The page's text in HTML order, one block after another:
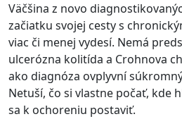
Väčšina z novo
začiatku svojej cesty s
viac či menej vydesí. Nemá
ulcerózna kolitída a Crohnova
ako diagnóza ovplyvní
Netuší, čo si vlastne počať, kde
sa k ochoreniu postaviť.